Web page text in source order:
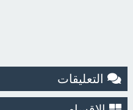
التعليقات